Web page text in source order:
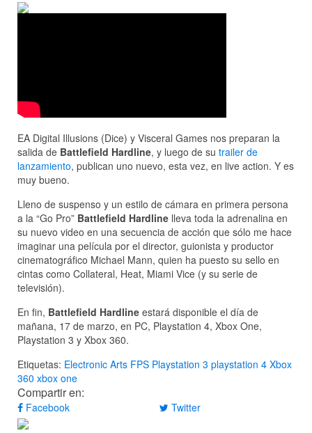
EA Digital Illusions (Dice) y Visceral Games nos preparan la
salida de Battlefield Hardline, y luego de su trailer de
lanzamiento, publican uno nuevo, esta vez, en live action. Y es
muy bueno.
Lleno de suspenso y un estilo de cámara en primera persona
a la “Go Pro” Battlefield Hardline lleva toda la adrenalina en
su nuevo video en una secuencia de acción que sólo me hace
imaginar una película por el director, guionista y productor
cinematográfico Michael Mann, quien ha puesto su sello en
cintas como Collateral, Heat, Miami Vice (y su serie de
televisión).
En fin, Battlefield Hardline estará disponible el día de
mañana, 17 de marzo, en PC, Playstation 4, Xbox One,
Playstation 3 y Xbox 360.
Etiquetas: Electronic Arts FPS Playstation 3 playstation 4 Xbox
360 xbox one
Compartir en:
Facebook Twitter